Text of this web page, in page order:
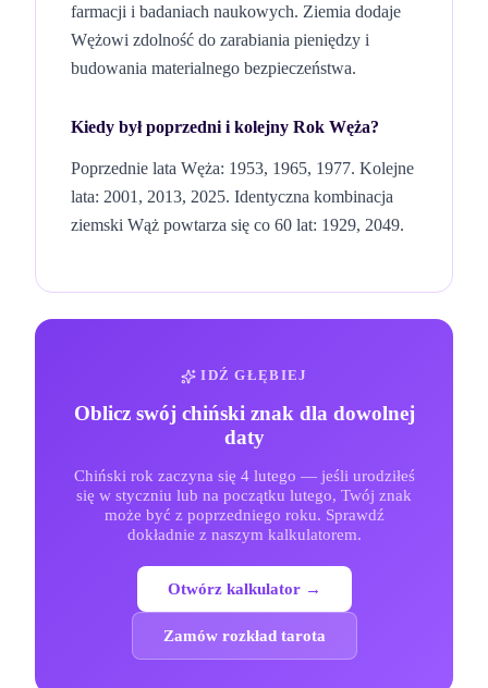
farmacji i badaniach naukowych. Ziemia dodaje
Wężowi zdolność do zarabiania pieniędzy i
budowania materialnego bezpieczeństwa.
Kiedy był poprzedni i kolejny Rok Węża?
Poprzednie lata Węża: 1953, 1965, 1977. Kolejne
lata: 2001, 2013, 2025. Identyczna kombinacja
ziemski Wąż powtarza się co 60 lat: 1929, 2049.
IDŹ GŁĘBIEJ
Oblicz swój chiński znak dla dowolnej
daty
Chiński rok zaczyna się 4 lutego — jeśli urodziłeś
się w styczniu lub na początku lutego, Twój znak
może być z poprzedniego roku. Sprawdź
dokładnie z naszym kalkulatorem.
Otwórz kalkulator →
Zamów rozkład tarota